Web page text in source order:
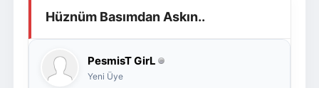
Giriş Yap
Hüznüm Basımdan Askın..
PesmisT GirL
Yeni Üye